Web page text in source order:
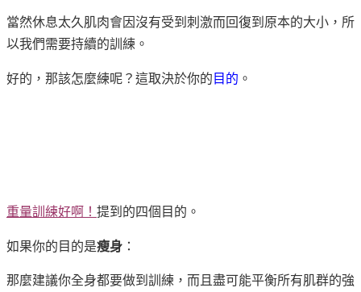
當然休息太久肌肉會因沒有受到刺激而回復到原本的大小，所
以我們需要持續的訓練。
好的，那該怎麼練呢？這取決於你的 目的 。
重量訓練好啊！ 提到的四個目的。
如果你的目的是瘦身 ：
那麼建議你全身都要做到訓練，而且盡可能平衡所有肌群的強